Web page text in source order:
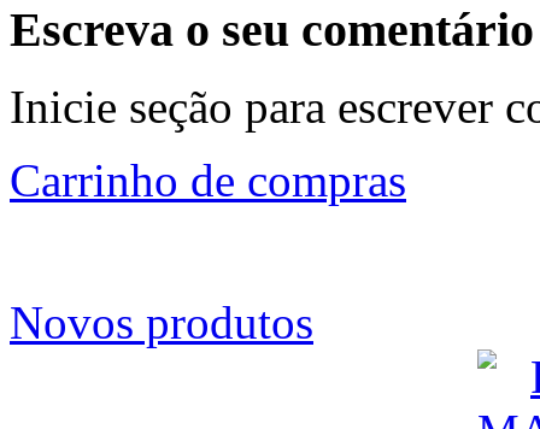
Escreva o seu comentário
Inicie seção para escrever
Carrinho de compras
Novos produtos